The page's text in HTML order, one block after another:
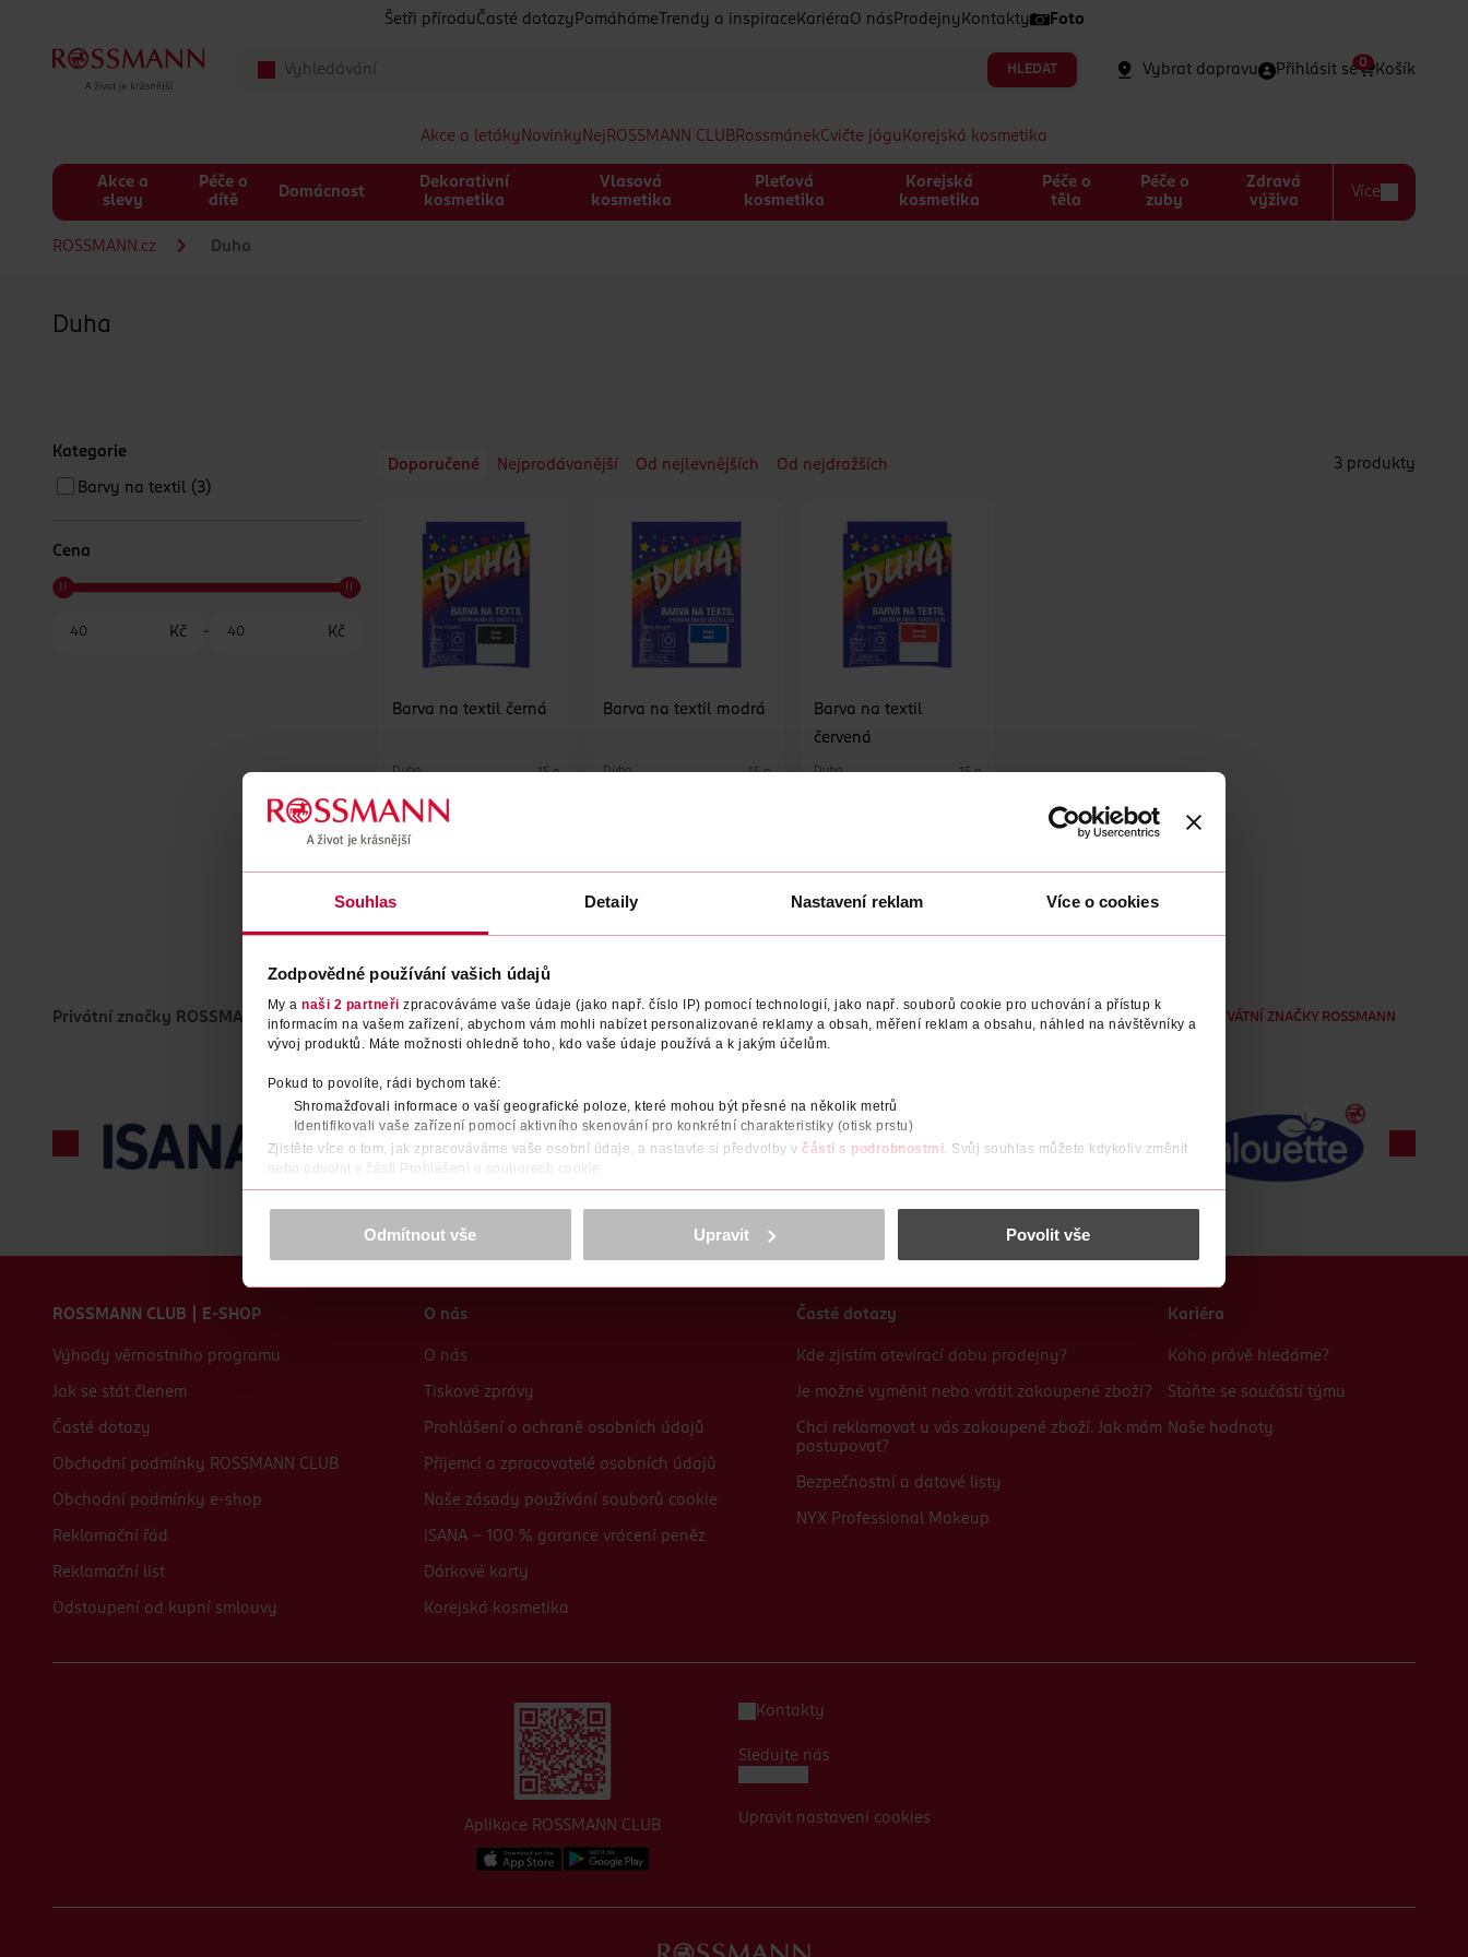
Souhlas Detaily Nastavení reklam Více o cookies
Zodpovědné používání vašich údajů
My a naši 2 partneři zpracováváme vaše údaje (jako např. číslo IP) pomocí technologií, jako např. souborů cookie pro uchování a přístup k
informacím na vašem zařízení, abychom vám mohli nabízet personalizované reklamy a obsah, měření reklam a obsahu, náhled na návštěvníky a
vývoj produktů. Máte možnosti ohledně toho, kdo vaše údaje používá a k jakým účelům.
Pokud to povolíte, rádi bychom také:
Shromažďovali informace o vaší geografické poloze, které mohou být přesné na několik metrů
Identifikovali vaše zařízení pomocí aktivního skenování pro konkrétní charakteristiky (otisk prstu)
Zjistěte více o tom, jak zpracováváme vaše osobní údaje, a nastavte si předvolby v části s podrobnostmi. Svůj souhlas můžete kdykoliv změnit
nebo odvolat v části Prohlášení o souborech cookie.
K provozu stránek, personalizaci obsahu a reklam, funkcí sociálních médií, analýze návštěvnosti, které mohou nést osobní údaje.
prohlášení o ochraně osobních údajů.
Děkujeme za pochopení. >více o cookies<
Odmítnout vše Upravit Povolit vše
Šetři přírodu Časté dotazy Pomáháme Trendy a inspirace Kariéra O nás Prodejny Kontakty Foto
HLEDAT Vybrat dopravu Přihlásit se Košík
0
Akce a letáky Novinky Nej ROSSMANN CLUBRossmánekCvičte jógu Korejská kosmetika
Akce a
slevy
Péče o
dítě
Domácnost
Dekorativní
kosmetika
Vlasová
kosmetika
Pleťová
kosmetika
Korejská
kosmetika
Péče o
tělo
Péče o
zuby
Zdravá
výživa
Více
ROSSMANN.cz Duha
Duha
Kategorie
Barvy na textil (3)
Cena
Kč - Kč
Doporučené Nejprodávanější Od nejlevnějších Od nejdražších 3 produkty
Barva na textil černá
Duha 15 g
Barva na textil modrá
Duha 15 g
Barva na textil
červená
Duha 15 g
Privátní značky ROSSMANN VŠECHNY PRIVÁTNÍ ZNAČKY ROSSMANN
ROSSMANN CLUB | E-SHOP
Výhody věrnostního programu
Jak se stát členem
Časté dotazy
Obchodní podmínky ROSSMANN CLUB
Obchodní podmínky e-shop
Reklamační řád
Reklamační list
Odstoupení od kupní smlouvy
O nás
O nás
Tiskové zprávy
Prohlášení o ochraně osobních údajů
Příjemci a zpracovatelé osobních údajů
Naše zásady používání souborů cookie
ISANA - 100 % garance vrácení peněz
Dárkové karty
Korejská kosmetika
Časté dotazy
Kde zjistím otevírací dobu prodejny?
Je možné vyměnit nebo vrátit zakoupené zboží?
Chci reklamovat u vás zakoupené zboží. Jak mám
postupovat?
Bezpečnostní a datové listy
NYX Professional Makeup
Kariéra
Koho právě hledáme?
Staňte se součástí týmu
Naše hodnoty
Aplikace ROSSMANN CLUB
Kontakty
Sledujte nás
Upravit nastavení cookies